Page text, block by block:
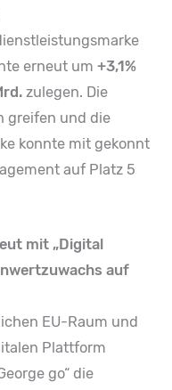
erneut um +3,1%
zulegen. Die
greifen und die
konnte mit gekonnt
auf Platz 5
mit „Digital
auf
EU-Raum und
Plattform
go“ die